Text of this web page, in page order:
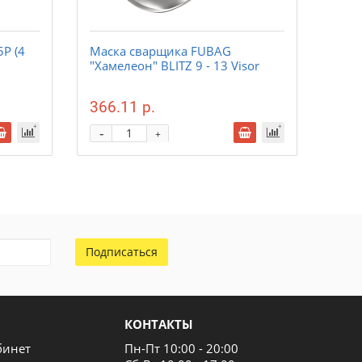
(4
Маска сварщика FUBAG
"Хамелеон" BLITZ 9 - 13 Visor
366.11 р.
+
-
Подписаться
КОНТАКТЫ
Пн-Пт 10:00 - 20:00